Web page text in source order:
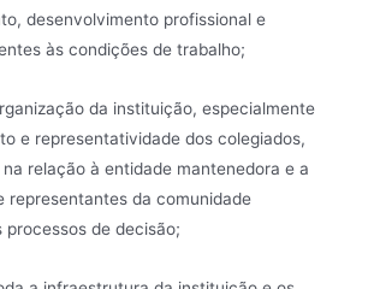
desenvolvimento profissional e
às condições de trabalho;
da instituição, especialmente
e representatividade dos colegiados,
relação à entidade mantenedora e a
representantes da comunidade
processos de decisão;